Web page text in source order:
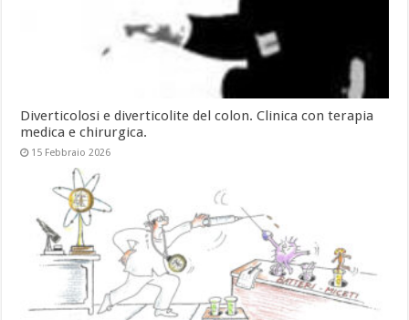
Diverticolosi e diverticolite del colon. Clinica con terapia
medica e chirurgica.
15 Febbraio 2026